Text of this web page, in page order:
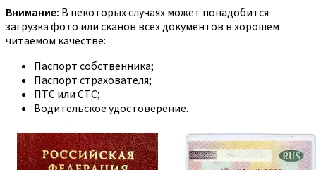
Внимание: В некоторых случаях может понадобится
загрузка фото или сканов всех документов в хорошем
читаемом качестве:
Паспорт собственника;
Паспорт страхователя;
ПТС или СТС;
Водительское удостоверение.